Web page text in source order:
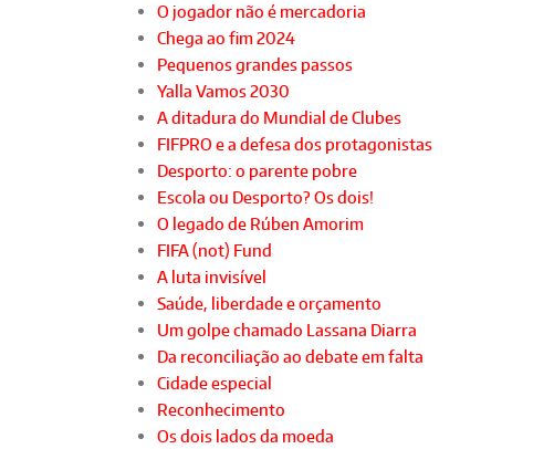
O jogador não é mercadoria
Chega ao fim 2024
Pequenos grandes passos
Yalla Vamos 2030
A ditadura do Mundial de Clubes
FIFPRO e a defesa dos protagonistas
Desporto: o parente pobre
Escola ou Desporto? Os dois!
O legado de Rúben Amorim
FIFA (not) Fund
A luta invisível
Saúde, liberdade e orçamento
Um golpe chamado Lassana Diarra
Da reconciliação ao debate em falta
Cidade especial
Reconhecimento
Os dois lados da moeda